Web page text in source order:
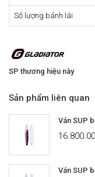
Số lượng bánh lái
SP thương hiệu này
Sản phẩm liên quan
Ván SUP
Ván SUP